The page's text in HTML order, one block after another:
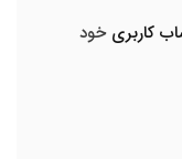
کاربریخود